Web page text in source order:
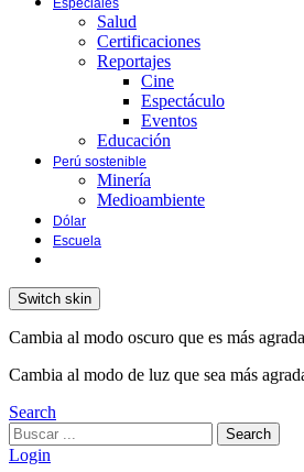
Especiales
Salud
Certificaciones
Reportajes
Cine
Espectáculo
Eventos
Educación
Perú sostenible
Minería
Medioambiente
Dólar
Escuela
Switch skin
Cambia al modo oscuro que es más
Cambia al modo de luz que sea más
Search
Search
Login